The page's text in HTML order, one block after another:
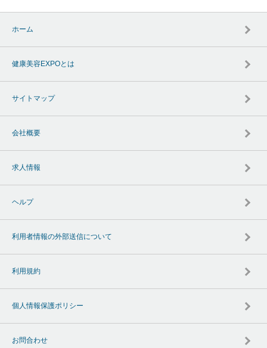
ホーム
健康美容EXPOとは
サイトマップ
会社概要
求人情報
ヘルプ
利用者情報の外部送信について
利用規約
個人情報保護ポリシー
お問合わせ